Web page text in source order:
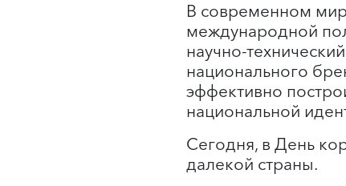
В современном
международной
научно-
национального
эффективно
национальной
Сегодня, в День
далекой страны.